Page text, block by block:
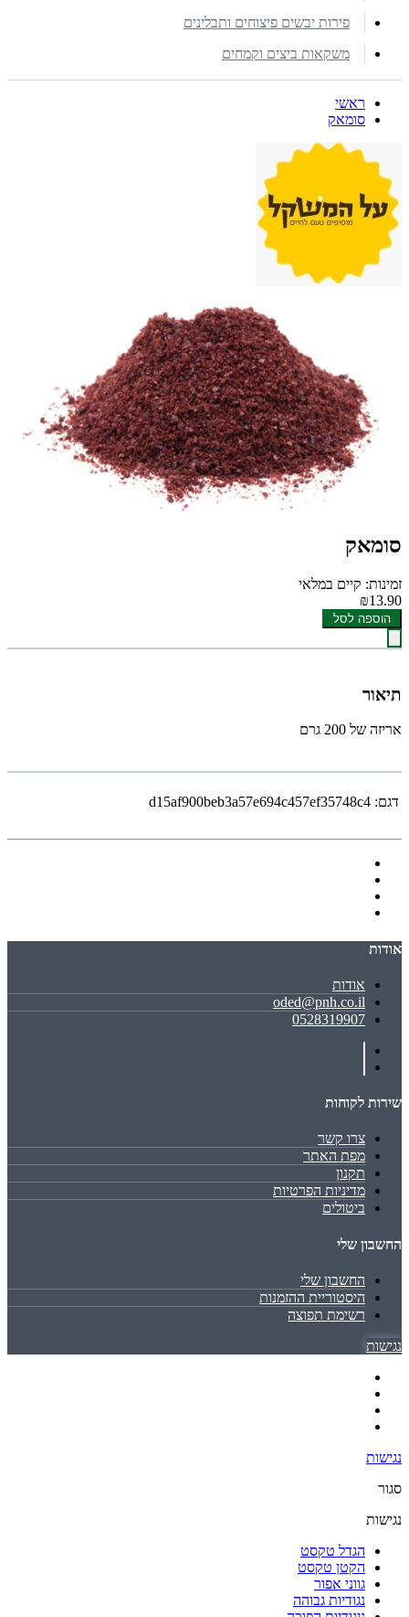
פירות יבשים פיצוחים ותבלינים
משקאות ביצים וקמחים
ראשי
סומאק
סומאק
זמינות: קיים במלאי
₪13.90
הוספה לסל
תיאור
אריזה של 200 גרם
דגם: d15af900beb3a57e694c457ef35748c4
אודות
אודות
oded@pnh.co.il
0528319907
שירות לקוחות
צרו קשר
מפת האתר
תקנון
מדיניות הפרטיות
ביטולים
החשבון שלי
החשבון שלי
היסטוריית ההזמנות
רשימת תפוצה
נגישות
נגישות
סגור
נגישות
הגדל טקסט
הקטן טקסט
גווני אפור
נגודיות גבוהה